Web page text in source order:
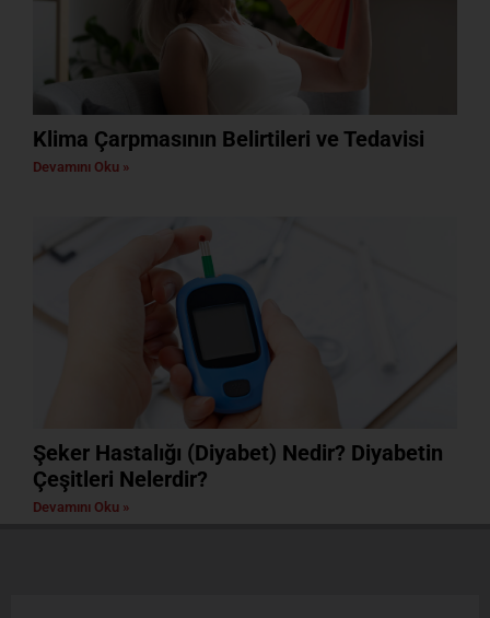
Klima Çarpmasının Belirtileri ve Tedavisi
Devamını Oku »
Şeker Hastalığı (Diyabet) Nedir? Diyabetin
Çeşitleri Nelerdir?
Devamını Oku »